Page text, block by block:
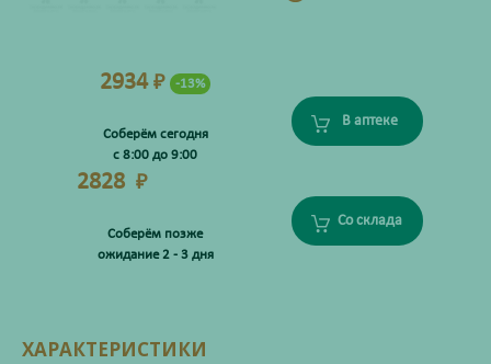
2934 ₽ -13%
Соберём сегодня
с 8:00 до 9:00
В аптеке
2828 ₽
Соберём позже
ожидание 2 - 3 дня
Со склада
ХАРАКТЕРИСТИКИ